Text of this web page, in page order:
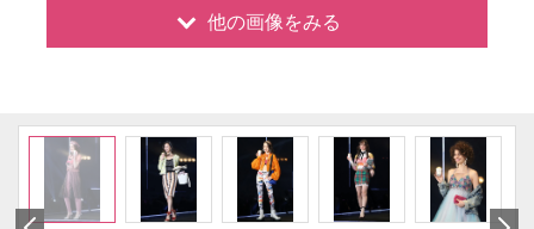
他の画像をみる